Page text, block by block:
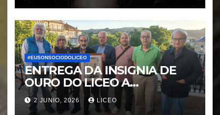
#EUSONSOCIODOLICEO
ENTREGA DA INSIGNIA DE
OURO DO LICEO A
FRANCISCO NOVOA
RODRIGUEZ
2 JUNIO, 2026 LICEO